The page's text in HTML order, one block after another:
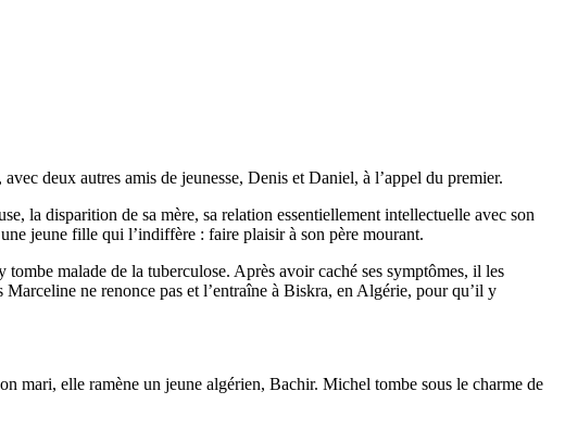
deux autres amis de jeunesse, Denis et Daniel, à l’appel du premier.
la disparition de sa mère, sa relation essentiellement intellectuelle avec son
jeune fille qui l’indiffère : faire plaisir à son père mourant.
malade de la tuberculose. Après avoir caché ses symptômes, il les
ne renonce pas et l’entraîne à Biskra, en Algérie, pour qu’il y
mari, elle ramène un jeune algérien, Bachir. Michel tombe sous le charme de